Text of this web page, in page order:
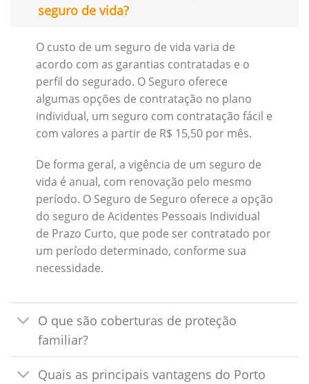
seguro de vida?
O custo de um seguro de vida varia de
acordo com as garantias contratadas e o
perfil do segurado. O Seguro oferece
algumas opções de contratação no plano
individual, um seguro com contratação fácil e
com valores a partir de R$ 15,50 por mês.
De forma geral, a vigência de um seguro de
vida é anual, com renovação pelo mesmo
período. O Seguro de Seguro oferece a opção
do seguro de Acidentes Pessoais Individual
de Prazo Curto, que pode ser contratado por
um período determinado, conforme sua
necessidade.
O que são coberturas de proteção
familiar?
Quais as principais vantagens do Porto